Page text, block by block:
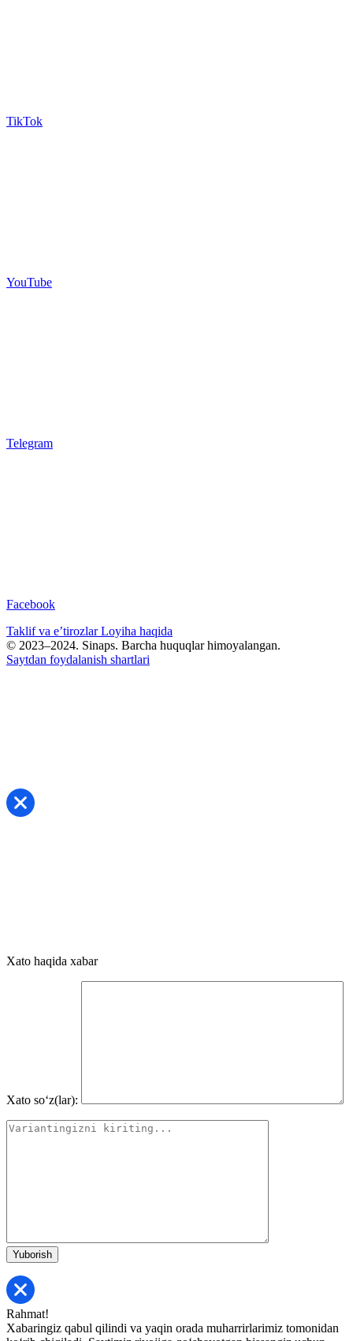
TikTok
YouTube
Telegram
Facebook
Taklif va e’tirozlarLoyiha haqida
© 2023–2024. Sinaps. Barcha huquqlar himoyalangan.
Saytdan foydalanish shartlari
Xato haqida xabar
Xato so‘z(lar):
Rahmat!
Xabaringiz qabul qilindi va yaqin orada muharrirlarimiz tomonidan